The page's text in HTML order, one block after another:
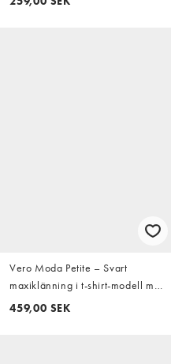
Vero Moda Petite – Svart
maxiklänning i t-shirt-modell med
knut och slits
459,00 SEK